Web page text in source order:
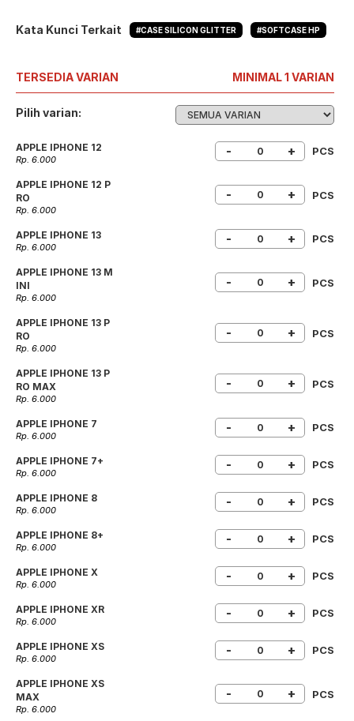
Kata Kunci Terkait #CASE SILICON GLITTER #SOFTCASE HP
TERSEDIA VARIAN MINIMAL 1 VARIAN
Pilih varian:
APPLE IPHONE 12
Rp. 6.000
- + PCS
APPLE IPHONE 12 P
RO
Rp. 6.000
- + PCS
APPLE IPHONE 13
Rp. 6.000
- + PCS
APPLE IPHONE 13 M
INI
Rp. 6.000
- + PCS
APPLE IPHONE 13 P
RO
Rp. 6.000
- + PCS
APPLE IPHONE 13 P
RO MAX
Rp. 6.000
- + PCS
APPLE IPHONE 7
Rp. 6.000
- + PCS
APPLE IPHONE 7+
Rp. 6.000
- + PCS
APPLE IPHONE 8
Rp. 6.000
- + PCS
APPLE IPHONE 8+
Rp. 6.000
- + PCS
APPLE IPHONE X
Rp. 6.000
- + PCS
APPLE IPHONE XR
Rp. 6.000
- + PCS
APPLE IPHONE XS
Rp. 6.000
- + PCS
APPLE IPHONE XS
MAX
Rp. 6.000
- + PCS